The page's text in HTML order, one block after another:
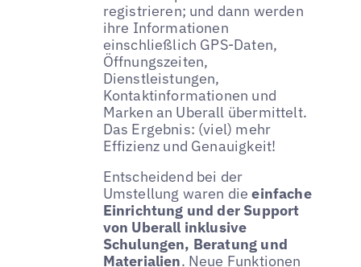
registrieren; und dann werden
ihre Informationen
einschließlich GPS-Daten,
Öffnungszeiten,
Dienstleistungen,
Kontaktinformationen und
Marken an Uberall übermittelt.
Das Ergebnis: (viel) mehr
Effizienz und Genauigkeit!
Entscheidend bei der
Umstellung waren die einfache
Einrichtung und der Support
von Uberall inklusive
Schulungen, Beratung und
Materialien. Neue Funktionen